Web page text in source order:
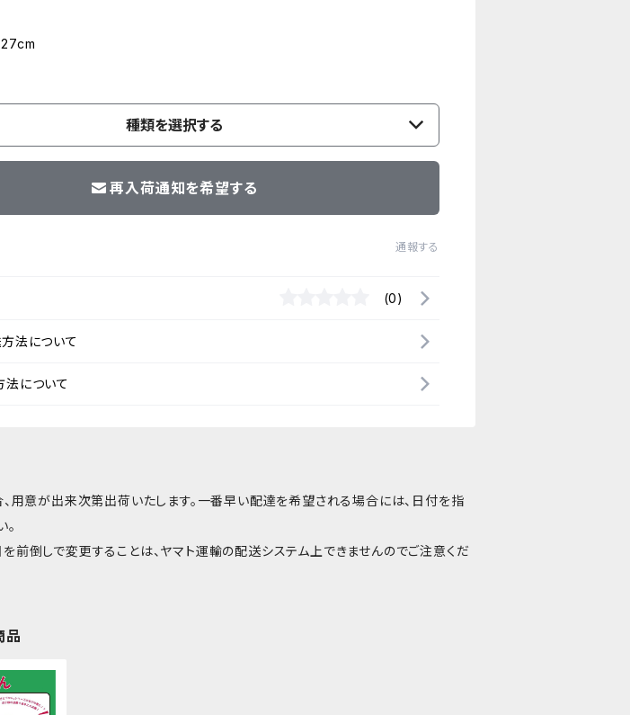
種類を選択する
再入荷通知を希望する
通報する
(0)
法について
法について
、用意が出来次第出荷いたします。一番早い配達を希望される場合には、日付を指
前倒しで変更することは、ヤマト運輸の配送システム上できませんのでご注意くだ
品